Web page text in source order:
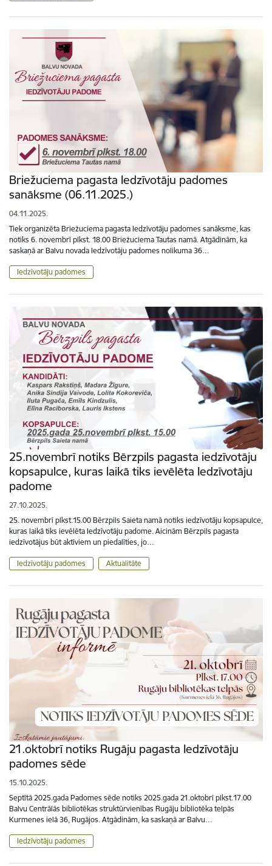
Briežuciema pagasta Iedzīvotāju padomes
sanāksme (06.11.2025.)
04.11.2025.
Tiek organizēta Briežuciema pagasta Iedzīvotāju padomes sanāksme, kas
notiks 6. novembrī plkst. 18.00 Briežuciema Tautas namā. Atgādinām, ka
saskaņā ar Balvu novada Iedzīvotāju padomes nolikuma 36…
Iedzīvotāju padomes
25.novembrī notiks Bērzpils pagasta iedzīvotāju
kopsapulce, kuras laikā tiks ievēlēta Iedzīvotāju
padome
27.10.2025.
25. novembrī plkst.15.00 Bērzpils Saieta namā notiks iedzīvotāju kopsapulce,
kuras laikā tiks ievēlēta Iedzīvotāju padome. Aicinām Bērzpils pagasta
iedzīvotājus būt aktīviem un piedalīties, jo…
Iedzīvotāju padomes Aktualitāte
21.oktobrī notiks Rugāju pagasta Iedzīvotāju
padomes sēde
15.10.2025.
Septītā 2025.gada Padomes sēde notiks 2025.gada 21.oktobrī plkst.17.00
Balvu Centrālās bibliotēkas struktūrvienības Rugāju bibliotēka telpās
Kurmenes ielā 36, Rugājos. Atgādinām, ka saskaņā ar Balvu…
Iedzīvotāju padomes